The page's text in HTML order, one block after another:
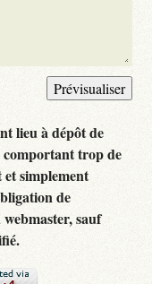
lieu à dépôt de
comportant trop de
simplement
de
sauf